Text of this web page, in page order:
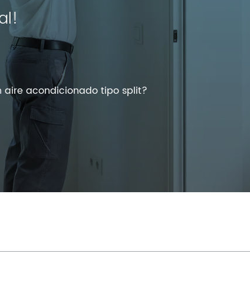
acondicionado tipo split?